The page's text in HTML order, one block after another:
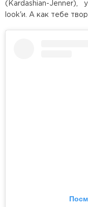
(Kardashian-
look'и. А как тебе